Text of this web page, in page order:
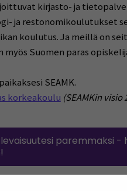
kirjasto- ja
ja restonomikoulutukset
koulutus. Ja meillä on
myös Suomen paras
SEAMK.
korkeakoulu (SEAMKin visio
paremmaksi -